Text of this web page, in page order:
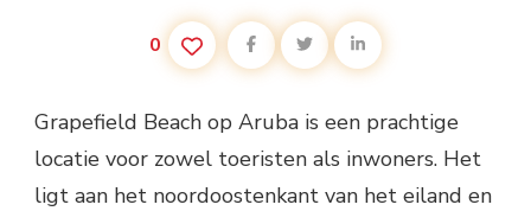
0
Grapefield Beach op Aruba is een prachtige
locatie voor zowel toeristen als inwoners. Het
ligt aan het noordoostenkant van het eiland en